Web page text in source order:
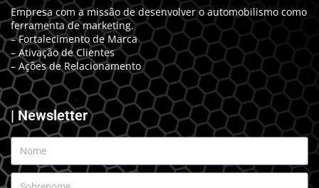
Empresa com a missão de desenvolver o automobilismo como
ferramenta de marketing.
– Fortalecimento de Marca
– Ativação de Clientes
– Ações de Relacionamento
| Newsletter